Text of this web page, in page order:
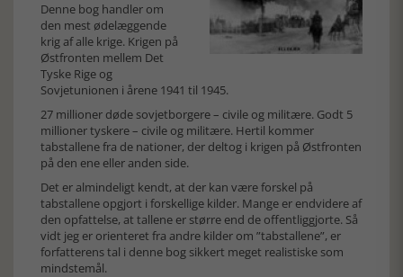
Denne bog handler om
den mest ødelæggende
krig af alle krige. Krigen på
Østfronten mellem Det
Tyske Rige og
Sovjetunionen i årene 1941 til 1945.
27 millioner døde sovjetborgere – civile og militære. Godt 5
millioner tyskere – civile og militære. Hertil kommer
tabstallene fra de nationer, der deltog i krigen på Østfronten
på den ene eller anden side.
Det er almindeligt kendt, at der kan være forskel på
tabstallene opgjort i forskellige kilder. Mange er endvidere af
den opfattelse, at tallene er større end de offentliggjorte. Så
vidt jeg er orienteret fra andre kilder om ”tabstallene”, er
forfatterens tal i denne bog sikkert meget realistiske som
mindstemål.